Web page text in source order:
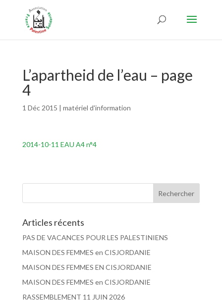
L’apartheid de l’eau – page
4
1 Déc 2015 | matériel d'information
2014-10-11 EAU A4 n°4
Articles récents
PAS DE VACANCES POUR LES PALESTINIENS
MAISON DES FEMMES en CISJORDANIE
MAISON DES FEMMES EN CISJORDANIE
MAISON DES FEMMES en CISJORDANIE
RASSEMBLEMENT 11 JUIN 2026